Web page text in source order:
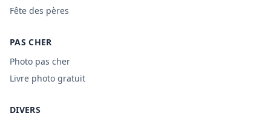
Fête des pères
PAS CHER
Photo pas cher
Livre photo gratuit
DIVERS